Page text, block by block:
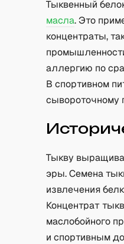
Тыквенный
масла. Это
концентраты,
аллергию по
В спортивном
сывороточному
Тыкву
эры. Семена
извлечения
Концентрат
маслобойного
и спортивным